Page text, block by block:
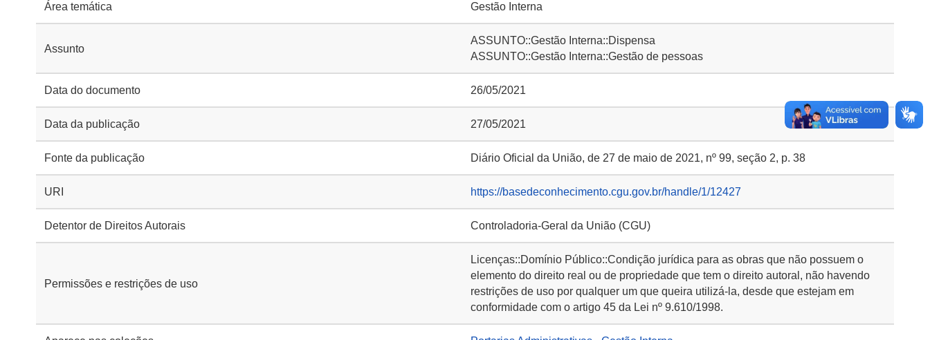
Área temática Gestão Interna
Assunto
ASSUNTO::Gestão Interna::Dispensa
ASSUNTO::Gestão Interna::Gestão de pessoas
Data do documento 26/05/2021
Data da publicação 27/05/2021
Fonte da publicação Diário Oficial da União, de 27 de maio de 2021, nº 99, seção 2, p. 38
URI https://basedeconhecimento.cgu.gov.br/handle/1/12427
Detentor de Direitos Autorais Controladoria-Geral da União (CGU)
Permissões e restrições de uso
Licenças::Domínio Público::Condição jurídica para as obras que não possuem o
elemento do direito real ou de propriedade que tem o direito autoral, não havendo
restrições de uso por qualquer um que queira utilizá-la, desde que estejam em
conformidade com o artigo 45 da Lei nº 9.610/1998.